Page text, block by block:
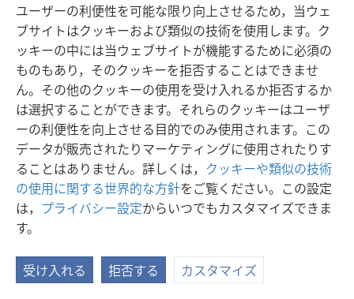
ユーザーの利便性を可能な限り向上させるため，当ウェ
ブサイトはクッキーおよび類似の技術を使用します。ク
ッキーの中には当ウェブサイトが機能するために必須の
ものもあり，そのクッキーを拒否することはできませ
ん。その他のクッキーの使用を受け入れるか拒否するか
は選択することができます。それらのクッキーはユーザ
ーの利便性を向上させる目的でのみ使用されます。この
データが販売されたりマーケティングに使用されたりす
ることはありません。詳しくは， クッキーや類似の技術
の使用に関する世界的な方針をご覧ください。この設定
は， プライバシー設定からいつでもカスタマイズできま
す。
受け入れる 拒否する カスタマイズ
「古代の人は[ ヨハネ 10章30節]をキリストが……父と同
一の本質を有していることを証明する句として誤って使っ
た」― ジャン･カルバン著，「ヨハネによる福音書に関す
る注解」
[27ページの拡大文]
だれかがほかの人「と共に」いるなら，その人は同時にそ
のほかの人ではあり得ない
[28ページの拡大文]
「ロゴスは神性を備えていたが，神ご自身ではなかった」
― 聖書学者ジョセフ･ヘンリー･セア